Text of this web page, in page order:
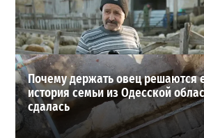
21-07-2026 в 19:23
ВИБОР РЕДАКЦИИ
Почему держать овец решаются
история семьи из Одесской
сдалась